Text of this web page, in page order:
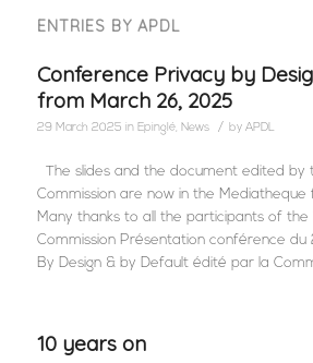
ENTRIES BY APDL
Conference Privacy by
from March 26, 2025
29 March 2025 in Epinglé, News / by APDL
The slides and the document edited by
Commission are now in the Mediatheque
Many thanks to all the participants of the
Commission Présentation conférence
By Design & by Default édité par la
10 years on